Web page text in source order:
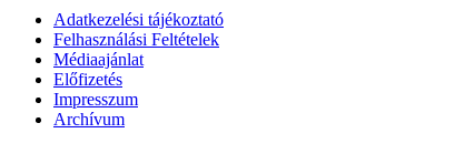
Adatkezelési tájékoztató
Felhasználási Feltételek
Médiaajánlat
Előfizetés
Impresszum
Archívum